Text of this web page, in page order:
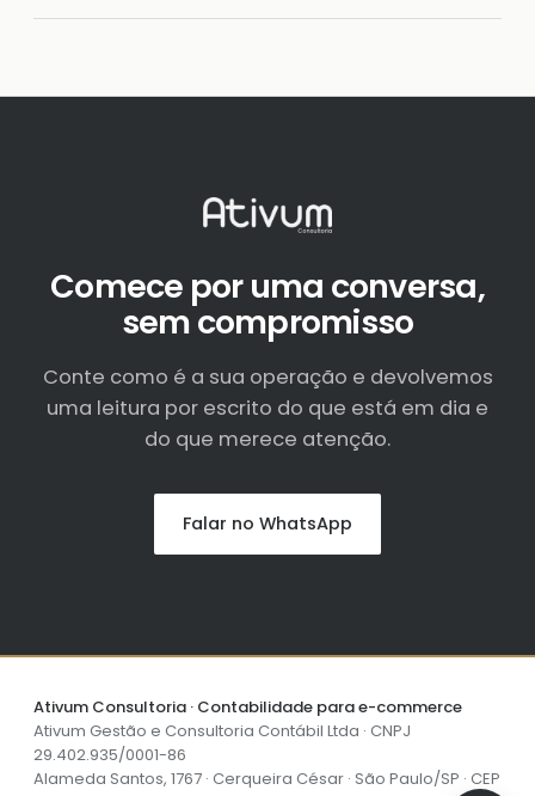
Comece por uma conversa,
sem compromisso
Conte como é a sua operação e devolvemos
uma leitura por escrito do que está em dia e
do que merece atenção.
Falar no WhatsApp
Ativum Consultoria · Contabilidade para e-commerce
Ativum Gestão e Consultoria Contábil Ltda · CNPJ
29.402.935/0001-86
Alameda Santos, 1767 · Cerqueira César · São Paulo/SP · CEP